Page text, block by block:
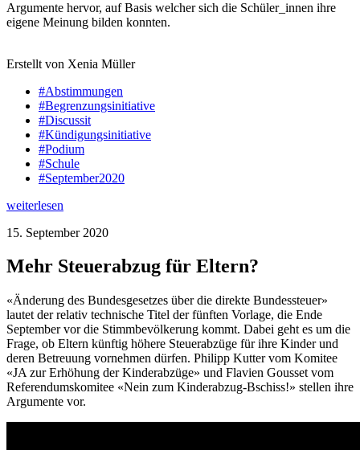
Argumente hervor, auf Basis welcher sich die Schüler_innen ihre
eigene Meinung bilden konnten.
Erstellt von Xenia Müller
#Abstimmungen
#Begrenzungsinitiative
#Discussit
#Kündigungsinitiative
#Podium
#Schule
#September2020
weiterlesen
15. September 2020
Mehr Steuerabzug für Eltern?
«Änderung des Bundesgesetzes über die direkte Bundessteuer»
lautet der relativ technische Titel der fünften Vorlage, die Ende
September vor die Stimmbevölkerung kommt. Dabei geht es um die
Frage, ob Eltern künftig höhere Steuerabzüge für ihre Kinder und
deren Betreuung vornehmen dürfen. Philipp Kutter vom Komitee
«JA zur Erhöhung der Kinderabzüge» und Flavien Gousset vom
Referendumskomitee «Nein zum Kinderabzug-Bschiss!» stellen ihre
Argumente vor.